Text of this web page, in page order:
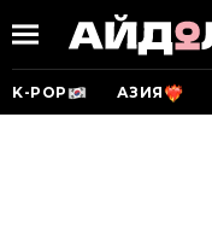
K-POP АЗИЯ